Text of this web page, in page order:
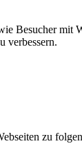
Besucher
verbessern.
zu